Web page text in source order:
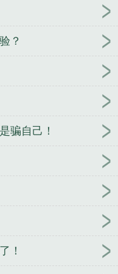
？
骗自己！
！